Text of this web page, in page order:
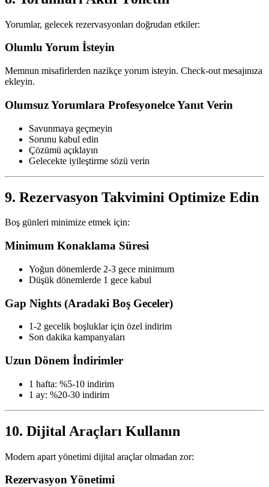
Yorumlar, gelecek rezervasyonları doğrudan etkiler:
Olumlu Yorum İsteyin
Memnun misafirlerden nazikçe yorum isteyin. Check-out mesajınıza
ekleyin.
Olumsuz Yorumlara Profesyonelce Yanıt Verin
Savunmaya geçmeyin
Sorunu kabul edin
Çözümü açıklayın
Gelecekte iyileştirme sözü verin
9. Rezervasyon Takvimini Optimize Edin
Boş günleri minimize etmek için:
Minimum Konaklama Süresi
Yoğun dönemlerde 2-3 gece minimum
Düşük dönemlerde 1 gece kabul
Gap Nights (Aradaki Boş Geceler)
1-2 gecelik boşluklar için özel indirim
Son dakika kampanyaları
Uzun Dönem İndirimler
1 hafta: %5-10 indirim
1 ay: %20-30 indirim
10. Dijital Araçları Kullanın
Modern apart yönetimi dijital araçlar olmadan zor:
Rezervasyon Yönetimi